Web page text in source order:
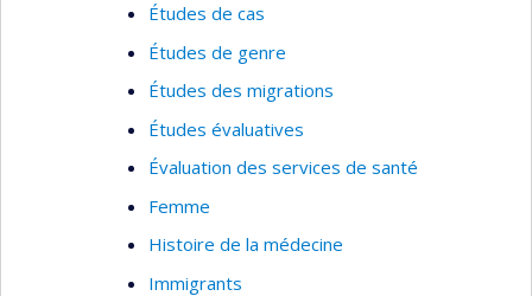
Études de cas
Études de genre
Études des migrations
Études évaluatives
Évaluation des services de santé
Femme
Histoire de la médecine
Immigrants